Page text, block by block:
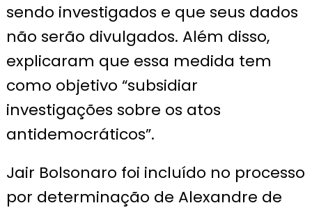
sendo investigados e que seus dados
não serão divulgados. Além disso,
explicaram que essa medida tem
como objetivo “subsidiar
investigações sobre os atos
antidemocráticos”.
Jair Bolsonaro foi incluído no processo
por determinação de Alexandre de